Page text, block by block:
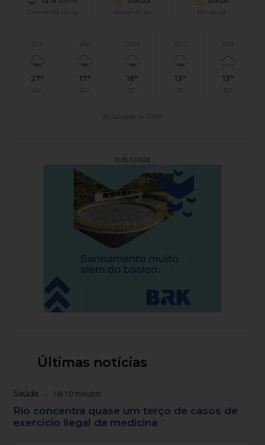
Chance de chuva
Nascer do sol Pôr do sol
SEX
27°
14°
SÁB
17°
14°
DOM
16°
12°
SEG
13°
11°
TER
13°
10°
Atualizado às 15h01
PUBLICIDADE
Últimas notícias
Saúde Há 10 minutos
Rio concentra quase um terço de casos de
exercício ilegal da medicina